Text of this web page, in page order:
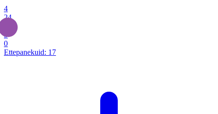
4
24
3
0
Ettepanekuid: 17